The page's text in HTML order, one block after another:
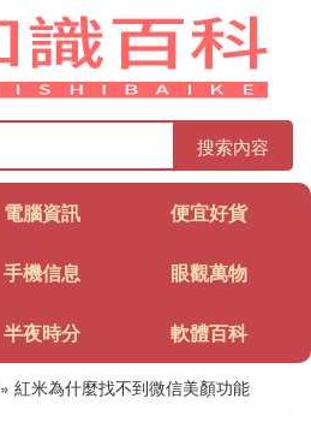
搜索內容
電腦資訊 便宜好貨
手機信息 眼觀萬物
半夜時分 軟體百科
» 紅米為什麼找不到微信美顏功能